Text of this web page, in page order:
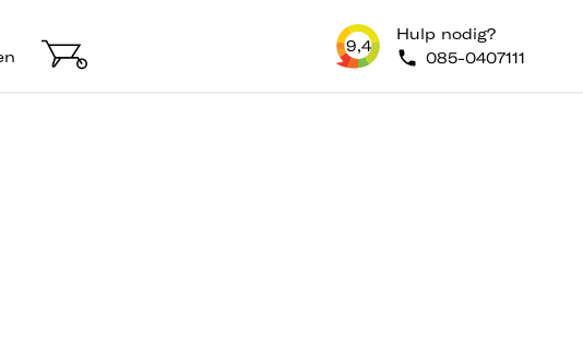
9,4
Hulp nodig?
085-0407111